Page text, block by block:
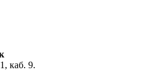
каб. 9.